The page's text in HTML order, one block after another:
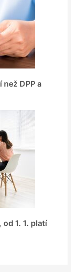
DPP a
od 1. 1. platí